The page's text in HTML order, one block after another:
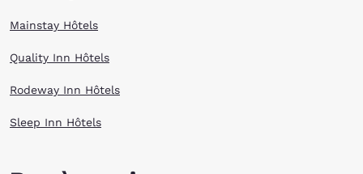
Mainstay Hôtels
Quality Inn Hôtels
Rodeway Inn Hôtels
Sleep Inn Hôtels